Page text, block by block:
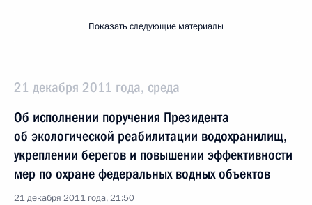
Показать следующие материалы
21 декабря 2011 года, среда
Об исполнении поручения Президента
об экологической реабилитации водохранилищ,
укреплении берегов и повышении эффективности
мер по охране федеральных водных объектов
21 декабря 2011 года, 21:50